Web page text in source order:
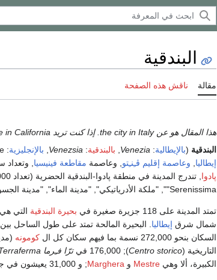
البندقية
مقالة ناقش هذه الصفحة
هذا المقال هو عن the city in Italy. إذا كنت تريد the place in California، انظر
البندقية (بالإيطالية:
Venezia بالبندقية:
Venezsia بالإنجليزية: Venice,
إيطاليا
وعاصمة إقليم ڤـِنـِتو , وعاصمة مقاطعة فينيسيا , وتعداد سكانها
پادوا
"Serenissima", "ملكة الأدرياتيكي", "مدينة الماء", "مدينة الجسور", و "مدينة النور".
تمتد المدينة على 118 جزيرة صغيرة في بحيرة البندقية التي
شمال شرق إيطاليا . البحيرة المالحة تمتد على طول الساحل
السكان بنحو 272,000 نسمة بما فيهم سكان كل ال
كومونه
التاريخية (Centro storico); 176,000 في ترّا فـِرما Terraferma
الكبيرة، ألا وهي Mestre و Marghera; و 31,000 يعيشون في جزر أخرى في البحيرة.